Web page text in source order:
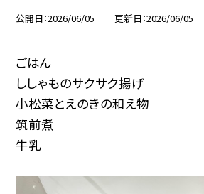
公開日 2026/06/05 更新日 2026/06/05
ごはん
ししゃものサクサク揚げ
小松菜とえのきの和え物
筑前煮
牛乳